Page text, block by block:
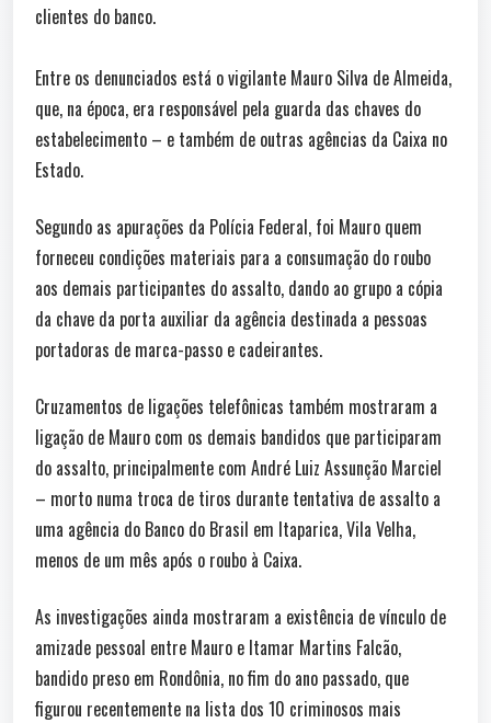
clientes do banco.
Entre os denunciados está o vigilante Mauro Silva de Almeida,
que, na época, era responsável pela guarda das chaves do
estabelecimento – e também de outras agências da Caixa no
Estado.
Segundo as apurações da Polícia Federal, foi Mauro quem
forneceu condições materiais para a consumação do roubo
aos demais participantes do assalto, dando ao grupo a cópia
da chave da porta auxiliar da agência destinada a pessoas
portadoras de marca-passo e cadeirantes.
Cruzamentos de ligações telefônicas também mostraram a
ligação de Mauro com os demais bandidos que participaram
do assalto, principalmente com André Luiz Assunção Marciel
– morto numa troca de tiros durante tentativa de assalto a
uma agência do Banco do Brasil em Itaparica, Vila Velha,
menos de um mês após o roubo à Caixa.
As investigações ainda mostraram a existência de vínculo de
amizade pessoal entre Mauro e Itamar Martins Falcão,
bandido preso em Rondônia, no fim do ano passado, que
figurou recentemente na lista dos 10 criminosos mais